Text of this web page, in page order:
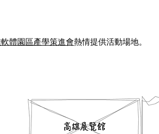
體園區產學策進會熱情提供活動場地。